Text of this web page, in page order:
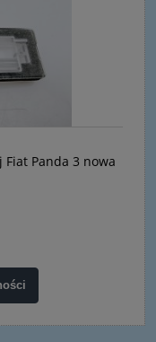
Fiat Panda 3 nowa